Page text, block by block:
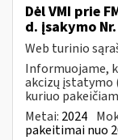
Dėl VMI prie
d. įsakymo
Web turinio
Informuojame,
akcizų įstatymo
kuriuo
Metai: 2024
pakeitimai nuo